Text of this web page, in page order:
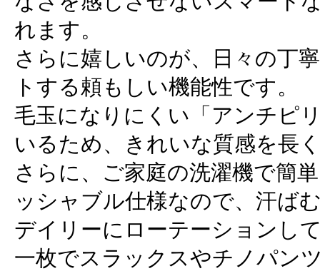
れます。
さらに嬉しいのが、日々の丁
トする頼もしい機能性です。
毛玉になりにくい「アンチピ
いるため、きれいな質感を長
さらに、ご家庭の洗濯機で簡
ッシャブル仕様なので、汗ば
デイリーにローテーションし
一枚でスラックスやチノパン